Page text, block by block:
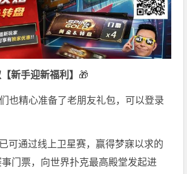
新手迎新福利】 🎁
也精心准备了老朋友礼包，可以登录
可通过线上卫星赛，赢得梦寐以求的
门票，向世界扑克最高殿堂发起进